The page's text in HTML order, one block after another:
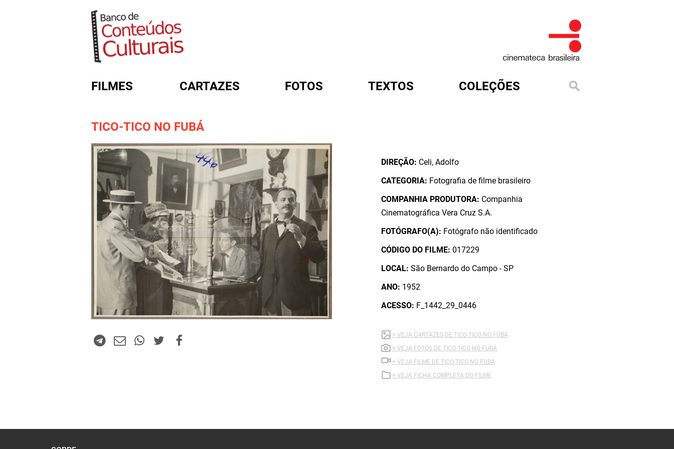
FILMES CARTAZES FOTOS TEXTOS COLEÇÕES
TICO-TICO NO FUBÁ
DIREÇÃO: Celi, Adolfo
CATEGORIA: Fotografia de filme brasileiro
COMPANHIA PRODUTORA: Companhia
Cinematográfica Vera Cruz S.A.
FOTÓGRAFO(A): Fotógrafo não identificado
CÓDIGO DO FILME:017229
LOCAL:São Bernardo do Campo - SP
ANO: 1952
ACESSO: F_1442_29_0446
+ VEJA CARTAZES DE TICO-TICO NO FUBÁ
+ VEJA FOTOS DE TICO-TICO NO FUBÁ
+ VEJA FILME DE TICO-TICO NO FUBÁ
+ VEJA FICHA COMPLETA DO FILME